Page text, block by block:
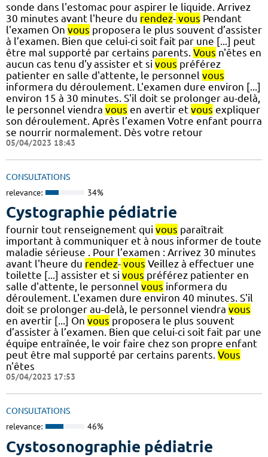
sonde dans l'estomac pour aspirer le liquide. Arrivez
30 minutes avant l'heure du rendez- vous Pendant
l'examen On vous proposera le plus souvent d’assister
à l’examen. Bien que celui-ci soit fait par une [...] peut
être mal supporté par certains parents. Vous n'êtes en
aucun cas tenu d'y assister et si vous préférez
patienter en salle d'attente, le personnel vous
informera du déroulement. L'examen dure environ [...]
environ 15 à 30 minutes. S'il doit se prolonger au-delà,
le personnel viendra vous en avertir et vous expliquer
son déroulement. Après l’examen Votre enfant pourra
se nourrir normalement. Dès votre retour
05/04/2023 18:43
CONSULTATIONS
relevance: 34%
Cystographie pédiatrie
fournir tout renseignement qui vous paraîtrait
important à communiquer et à nous informer de toute
maladie sérieuse . Pour l’examen : Arrivez 30 minutes
avant l'heure du rendez- vous Veillez à effectuer une
toilette [...] assister et si vous préférez patienter en
salle d'attente, le personnel vous informera du
déroulement. L'examen dure environ 40 minutes. S'il
doit se prolonger au-delà, le personnel viendra vous
en avertir [...] On vous proposera le plus souvent
d’assister à l’examen. Bien que celui-ci soit fait par une
équipe entraînée, le voir faire chez son propre enfant
peut être mal supporté par certains parents. Vous
n'êtes
05/04/2023 17:53
CONSULTATIONS
relevance: 46%
Cystosonographie pédiatrie